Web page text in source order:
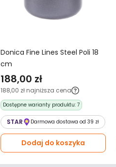
Donica Fine Lines Steel Poli 18
cm
188,00 zł
188,00 zł najniższa cena
Dostępne warianty produktu: 7
STAR Darmowa dostawa od 39 zł
Dodaj do koszyka